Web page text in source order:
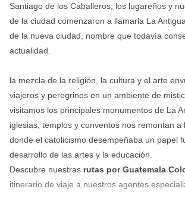
Santiago de los Caballeros, los lugareños y
de la ciudad comenzaron a llamarla La
de la nueva ciudad, nombre que todavía
actualidad.
la mezcla de la religión, la cultura y el arte
viajeros y peregrinos en un ambiente de
visitamos los principales monumentos de La
iglesias, templos y conventos nos remontan a
donde el catolicismo desempeñaba un papel
desarrollo de las artes y la educación.
Descubre nuestras rutas por Guatemala
itinerario de viaje a nuestros agentes